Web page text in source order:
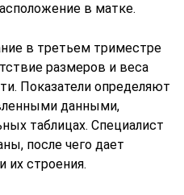
в матке.
в третьем триместре
размеров и веса
Показатели определяют
данными,
таблицах. Специалист
после чего дает
их строения.